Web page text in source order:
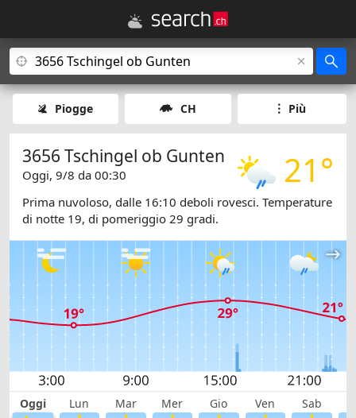
Piogge CH Più
21°
3656 Tschingel ob Gunten
Oggi, 9/8 da 00:30
Prima nuvoloso, dalle 16:10 deboli rovesci. Temperature
di notte 19, di pomeriggio 29 gradi.
Oggi Lun Mar Mer Gio Ven Sab